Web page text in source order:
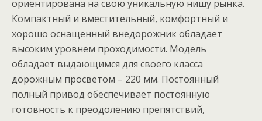
ориентирована на свою уникальную нишу рынка.
Компактный и вместительный, комфортный и
хорошо оснащенный внедорожник обладает
высоким уровнем проходимости. Модель
обладает выдающимся для своего класса
дорожным просветом – 220 мм. Постоянный
полный привод обеспечивает постоянную
готовность к преодолению препятствий,